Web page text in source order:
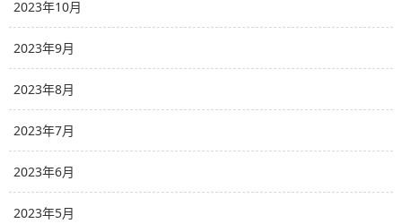
2023年10月
2023年9月
2023年8月
2023年7月
2023年6月
2023年5月